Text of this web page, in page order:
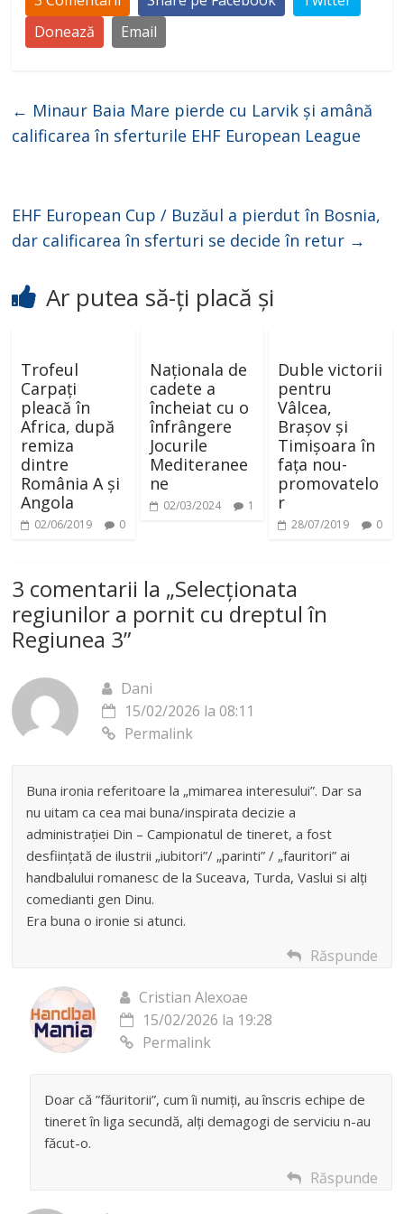
Donează
Email
← Minaur Baia Mare pierde cu Larvik și amână
calificarea în sferturile EHF European League
EHF European Cup / Buzăul a pierdut în Bosnia,
dar calificarea în sferturi se decide în retur →
Ar putea să-ți placă și
Trofeul
Carpați
pleacă în
Africa, după
remiza
dintre
România A și
Angola
02/06/2019 0
Naționala de
cadete a
încheiat cu o
înfrângere
Jocurile
Mediteranee
ne
02/03/2024 1
Duble victorii
pentru
Vâlcea,
Brașov și
Timișoara în
fața nou-
promovatelo
r
28/07/2019 0
3 comentarii la „Selecționata
regiunilor a pornit cu dreptul în
Regiunea 3”
Dani
15/02/2026 la 08:11
Permalink
Buna ironia referitoare la „mimarea interesului”. Dar sa
nu uitam ca cea mai buna/inspirata decizie a
administrației Din – Campionatul de tineret, a fost
desființată de ilustrii „iubitori”/ „parinti” / „fauritori” ai
handbalului romanesc de la Suceava, Turda, Vaslui si alți
comedianti gen Dinu.
Era buna o ironie si atunci.
Răspunde
Cristian Alexoae
15/02/2026 la 19:28
Permalink
Doar că ”făuritorii”, cum îi numiți, au înscris echipe de
tineret în liga secundă, alți demagogi de serviciu n-au
făcut-o.
Răspunde